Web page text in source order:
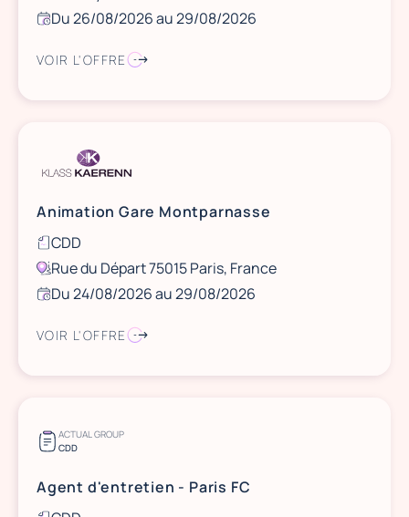
Du 26/08/2026 au 29/08/2026
VOIR L'OFFRE
Animation Gare Montparnasse
CDD
Rue du Départ 75015 Paris, France
Du 24/08/2026 au 29/08/2026
VOIR L'OFFRE
ACTUAL GROUP
CDD
Agent d'entretien - Paris FC